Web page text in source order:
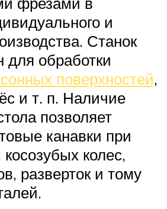
и
Станок
для обработки
поверхностей,
и т. п. Наличие
позволяет
канавки при
косозубых колес,
разверток и тому